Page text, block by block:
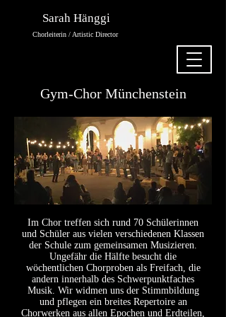
Sarah Hänggi
Chorleiterin / Artistic Director
Gym-Chor Münchenstein
Im Chor treffen sich rund 70 Schülerinnen
und Schüler aus vielen verschiedenen Klassen
der Schule zum gemeinsamen Musizieren.
Ungefähr die Hälfte besucht die
wöchentlichen Chorproben als Freifach, die
andern innerhalb des Schwerpunktfaches
Musik. Wir widmen uns der Stimmbildung
und pflegen ein breites Repertoire an
Chorwerken aus allen Epochen und Erdteilen,